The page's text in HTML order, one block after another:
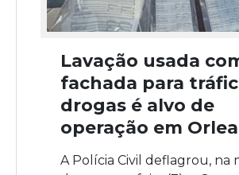
Lavação usada
fachada para
drogas é alvo de
operação em
A Polícia Civil deflagrou, na